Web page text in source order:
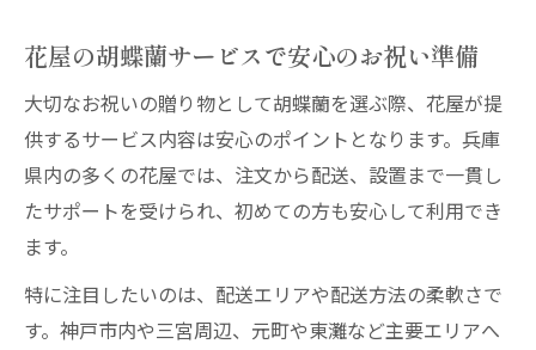
花屋の胡蝶蘭サービスで安心のお祝い準備
大切なお祝いの贈り物として胡蝶蘭を選ぶ際、花屋が提
供するサービス内容は安心のポイントとなります。兵庫
県内の多くの花屋では、注文から配送、設置まで一貫し
たサポートを受けられ、初めての方も安心して利用でき
ます。
特に注目したいのは、配送エリアや配送方法の柔軟さで
す。神戸市内や三宮周辺、元町や東灘など主要エリアへ